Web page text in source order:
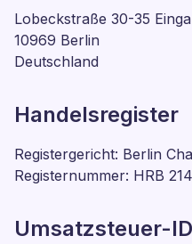
Lobeckstraße 30-35
10969 Berlin
Deutschland
Handelsregister
Registergericht: Berlin
Registernummer: HRB
Umsatzsteuer-ID